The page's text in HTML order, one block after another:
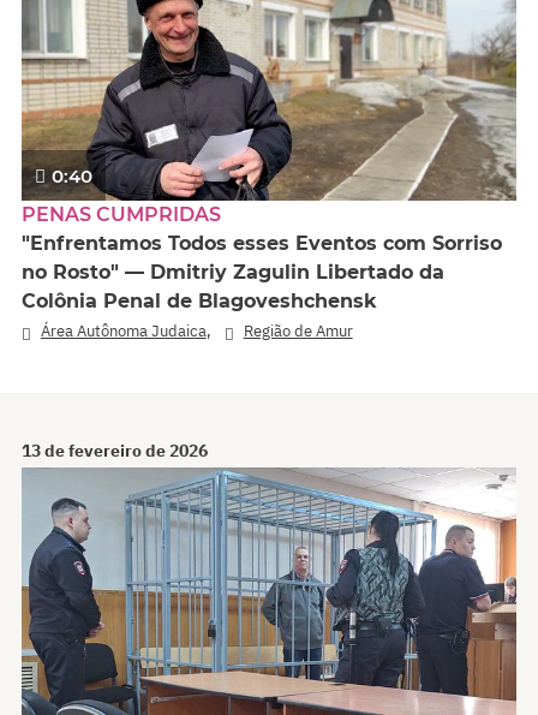
0:40
PENAS CUMPRIDAS
"Enfrentamos Todos esses Eventos com Sorriso
no Rosto" — Dmitriy Zagulin Libertado da
Colônia Penal de Blagoveshchensk
Área Autônoma Judaica, Região de Amur
13 de fevereiro de 2026